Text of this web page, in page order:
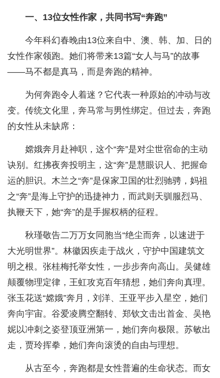
一、13位女性作家，共同书写“奔跑”
今年科幻春晚由13位来自中、澳、韩、加、日的
女性作家领跑。她们将带来13篇“女人与马”的故事
——马不都是真马，而是奔跑的精神。
为何奔跑令人着迷？它代表一种原始的冲动与改
变。传统文化里，奔马常与男性绑定。但过去，奔跑
的女性从未缺席：
嫦娥奔月赴神职，这个“奔”是对尘世宿命的主动
诀别。红拂夜奔投明主，这“奔”是慧眼识人、把握命
运的胆识。木兰之“奔”是保家卫国的壮烈驰骋，妈祖
之“奔”是海上守护的迅捷神力，而武则天驯服烈马、
执鞭天下，她“奔”的是手握权柄的征程。
秋瑾敬告二万万女同胞当“绝尘而奔，以速进于
大光明世界”。林徽因疾走于战火，守护中国建筑文
明之根。张桂梅托举女性，一步步奔向高山。吴健雄
颠覆物理定律，王虹攻克百年猜想，她们奔向真理。
张玉花送“嫦娥”奔月，刘洋、王亚平步入星空，她们
奔向宇宙。谷爱凌腾空翻转、郑钦文击出首金、吴艳
妮以冲刺之姿登顶亚洲第一，她们奔向极限。苏敏出
走，贾玲挥拳，她们奔向滚烫的自由与理想。
从古至今，奔跑都是女性普遍的生命状态。而女